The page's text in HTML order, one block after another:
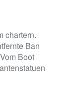
chartern.
Ban
Boot